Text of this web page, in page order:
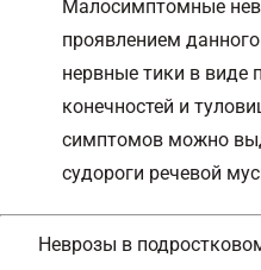
Малосимптомные
проявлением
нервные тики в виде
конечностей и
симптомов можно
судороги речевой
Неврозы в